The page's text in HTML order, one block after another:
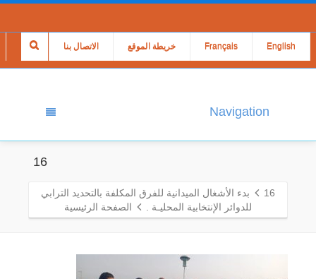
الاتصال بنا خريطة الموقع Français English
Navigation
16
16
بدء الأشغال الميدانية للفرق المكلفة بالتحديد الترابي
للدوائر الإنتخابية المحليـة .
الصفحة الرئيسية